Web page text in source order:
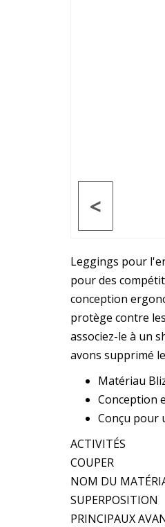
<
Leggings pour
pour des
conception
protège contre
associez-le à un
avons supprimé
Matériau
Conception
Conçu pour
ACTIVITÉS
COUPER
NOM DU
SUPERPOSITION
PRINCIPAUX